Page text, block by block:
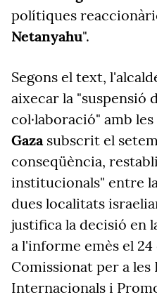
polítiques
Netanyahu".
Segons el text,
aixecar la "suspensió
col·laboració" amb les
Gazasubscrit el
conseqüència,
institucionals" entre
dues localitats
justifica la decisió en
a l'informe emès el
Comissionat per a les
Internacionals i